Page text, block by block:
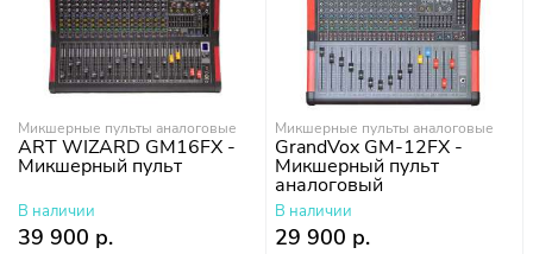
Микшерные пульты аналоговые
ART WIZARD GM16FX -
Микшерный пульт
В наличии
39 900 р.
Микшерные пульты аналоговые
GrandVox GM-12FX -
Микшерный пульт
аналоговый
В наличии
29 900 р.